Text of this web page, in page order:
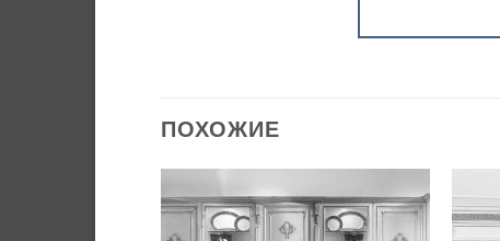
ПОХОЖИЕ